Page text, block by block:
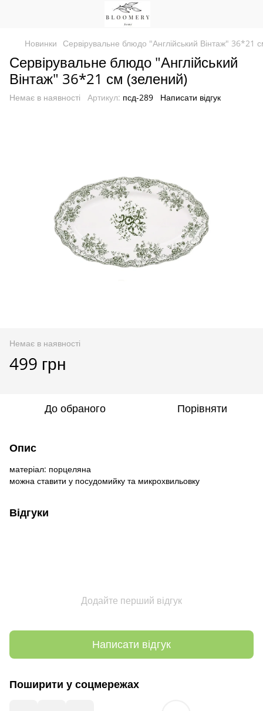
Новинки Сервірувальне блюдо "Англійський Вінтаж" 36*21
Сервірувальне блюдо "Англійський
Вінтаж" 36*21 см (зелений)
Немає в наявності Артикул: псд-289 Написати відгук
Немає в наявності
499 грн
До обраного Порівняти
Опис
матеріал: порцеляна
можна ставити у посудомийку та микрохвильовку
Відгуки
Додайте перший відгук
Написати відгук
Поширити у соцмережах